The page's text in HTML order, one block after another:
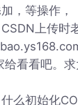
，等操作，
上传时
看看吧。求
么初始化